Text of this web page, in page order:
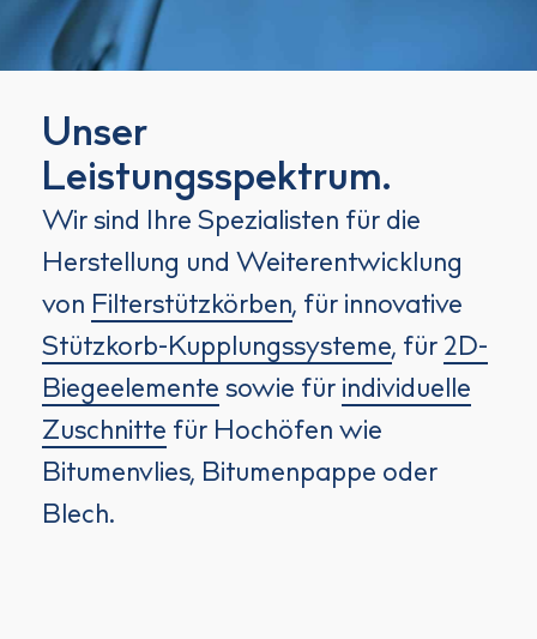
Unser
Leistungsspektrum.
Wir sind Ihre Spezialisten für die
Herstellung und Weiterentwicklung
von Filterstützkörben, für innovative
Stützkorb-Kupplungssysteme, für 2D-
Biegeelemente sowie für individuelle
Zuschnitte für Hochöfen wie
Bitumenvlies, Bitumenpappe oder
Blech.